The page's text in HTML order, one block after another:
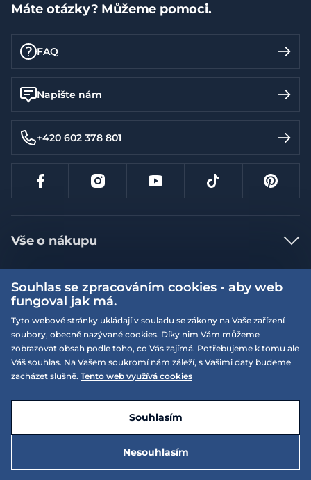
Máte otázky? Můžeme pomoci.
FAQ
Napište nám
+420 602 378 801
Vše o nákupu
Jak nakupovat
Nejčastější dotazy
Doprava a platba
Vrácení a výměna zboží
Reklamace
Velikostní tabulky
Více informací
Obchodní podmínky
Podmínky EQS věrnostního klubu
On-line katalogy
Dotace
Zásady ochrany osobních údajů
Naše prodejny
EQS Rudná
EQS Praha 9 - Letňany
Nyní zavřeno ‧ otevřeno od 09:00, So
E-shop vytvořila a technicky zajišťujeSIMPLIA.cz
Souhlas se zpracováním cookies - aby web
fungoval jak má.
Tyto webové stránky ukládají v souladu se zákony na Vaše zařízení
soubory, obecně nazývané cookies. Díky nim Vám můžeme
zobrazovat obsah podle toho, co Vás zajímá. Potřebujeme k tomu ale
Váš souhlas. Na Vašem soukromí nám záleží, s Vašimi daty budeme
zacházet slušně. Tento web využívá cookies
Nesouhlasím
Souhlasím